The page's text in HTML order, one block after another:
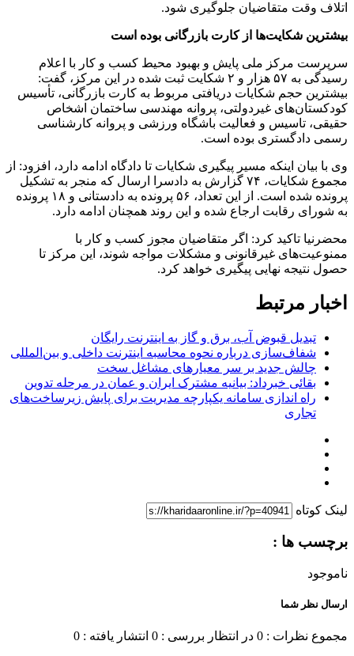
اتلاف وقت متقاضیان جلوگیری شود.
بیشترین شکایت‌ها از کارت بازرگانی بوده است
سرپرست مرکز ملی پایش و بهبود محیط کسب و کار با اعلام
رسیدگی به ۵۷ هزار و ۲ شکایت ثبت شده در این مرکز، گفت:
بیشترین حجم شکایات دریافتی مربوط به کارت بازرگانی، تأسیس
کودکستان‌های غیردولتی، پروانه مهندسی ساختمان اشخاص
حقیقی، تاسیس و فعالیت باشگاه ورزشی و پروانه کارشناسی
رسمی دادگستری بوده است.
وی با بیان اینکه مسیر پیگیری شکایات تا دادگاه ادامه دارد، افزود: از
مجموع شکایات، ۷۴ گزارش به دادسرا ارسال که منجر به تشکیل
پرونده شده است. از این تعداد، ۵۶ پرونده به دادستانی و ۱۸ پرونده
به شورای رقابت ارجاع شده و این روند همچنان ادامه دارد.
محضرنیا تاکید کرد: اگر متقاضیان مجوز کسب و کار با
ممنوعیت‌های غیرقانونی و مشکلات مواجه شوند، این مرکز تا
حصول نتیجه نهایی پیگیری خواهد کرد.
اخبار مرتبط
تبدیل قبوض آب، برق و گاز به اینترنت رایگان
شفاف‌سازی درباره نحوه محاسبه اینترنت داخلی و بین‌المللی
چالش جدید بر سر معیارهای مشاغل سخت
بقائی خبرداد: بیانیه مشترک ایران و عمان در مرحله تدوین
راه اندازی سامانه یکپارچه مدیریت برای پایش زیرساخت‌های
تجاری
لینک کوتاه
برچسب ها :
ناموجود
ارسال نظر شما
مجموع نظرات : 0 در انتظار بررسی : 0 انتشار یافته : 0